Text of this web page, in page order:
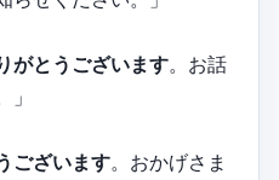
がとうございます。お話
ございます。おかげさま